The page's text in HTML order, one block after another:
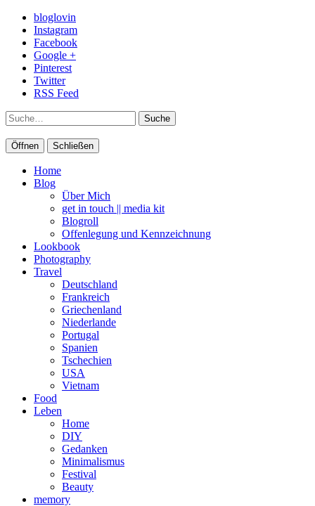
bloglovin
Instagram
Facebook
Google +
Pinterest
Twitter
RSS Feed
Suche
Öffnen Schließen
Home
Blog
Über Mich
get in touch || media kit
Blogroll
Offenlegung und Kennzeichnung
Lookbook
Photography
Travel
Deutschland
Frankreich
Griechenland
Niederlande
Portugal
Spanien
Tschechien
USA
Vietnam
Food
Leben
Home
DIY
Gedanken
Minimalismus
Festival
Beauty
memory